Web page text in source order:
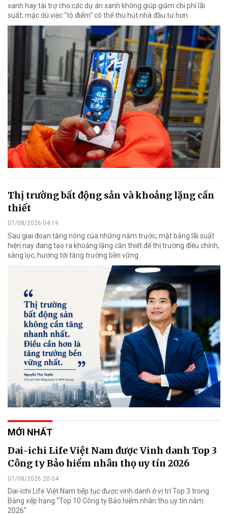
xanh hay tài trợ cho các dự án xanh không giúp giảm chi phí lãi
suất; mặc dù việc "tô điểm" có thể thu hút nhà đầu tư hơn.
Thị trường bất động sản và khoảng lặng cần
thiết
07/08/2026 04:19
Sau giai đoạn tăng nóng của những năm trước, mặt bằng lãi suất
hiện nay đang tạo ra khoảng lặng cần thiết để thị trường điều chỉnh,
sàng lọc, hướng tới tăng trưởng bền vững.
MỚI NHẤT
Dai-ichi Life Việt Nam được Vinh danh Top 3
Công ty Bảo hiểm nhân thọ uy tín 2026
07/08/2026 20:04
Dai-ichi Life Việt Nam tiếp tục được vinh danh ở vị trí Top 3 trong
Bảng xếp hạng “Top 10 Công ty Bảo hiểm nhân thọ uy tín năm
2026”.